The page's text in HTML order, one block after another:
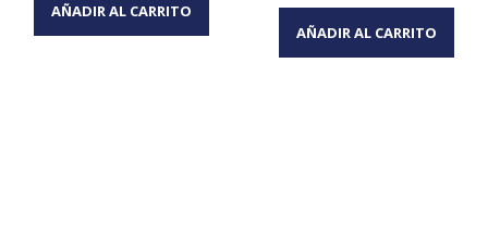
AÑADIR AL CARRITO
AÑADIR AL CARRITO